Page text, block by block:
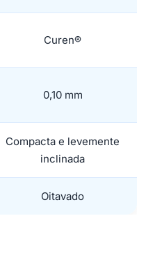
Curen®
0,10 mm
Compacta e levemente
inclinada
Oitavado